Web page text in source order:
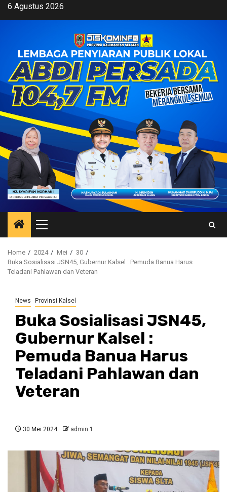
Skip6 Agustus 2026
Primary
Menu
Home 2024 Mei
30
Buka Sosialisasi JSN45, Gubernur Kalsel : Pemuda Banua Harus
Teladani Pahlawan dan Veteran
News Provinsi Kalsel
Buka Sosialisasi JSN45,
Gubernur Kalsel :
Pemuda Banua Harus
Teladani Pahlawan dan
Veteran
30 Mei 2024 admin 1